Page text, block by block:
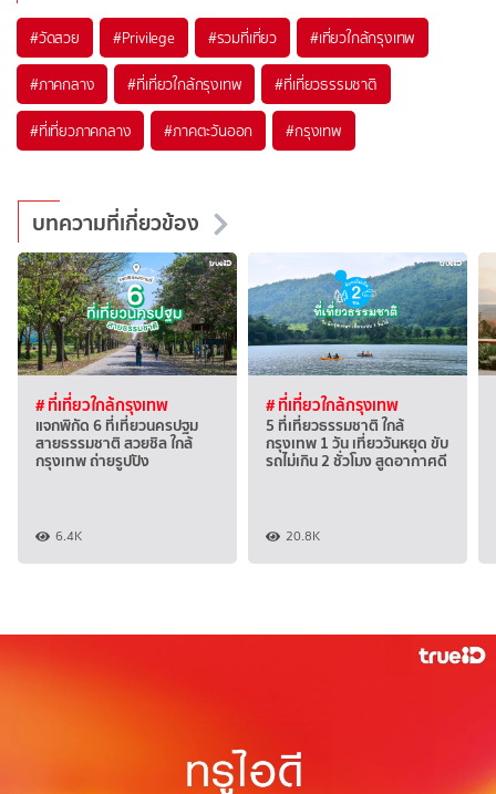
#วัดสวย #Privilege #รวมที่เที่ยว #เที่ยวใกล้กรุงเทพ
#ภาคกลาง #ที่เที่ยวใกล้กรุงเทพ #ที่เที่ยวธรรมชาติ
#ที่เที่ยวภาคกลาง #ภาคตะวันออก #กรุงเทพ
บทความที่เกี่ยวข้อง
# ที่เที่ยวใกล้กรุงเทพ
แจกพิกัด 6 ที่เที่ยวนครปฐม
สายธรรมชาติ สวยชิล ใกล้
กรุงเทพ ถ่ายรูปปัง
6.4K
# ที่เที่ยวใกล้กรุงเทพ
5 ที่เที่ยวธรรมชาติ ใกล้
กรุงเทพ 1 วัน เที่ยววันหยุด ขับ
รถไม่เกิน 2 ชั่วโมง สูดอากาศดี
20.8K